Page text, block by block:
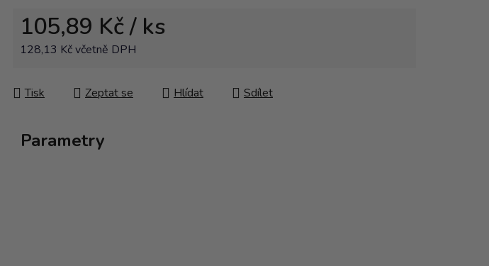
105,89 Kč/ ks
128,13 Kč včetně DPH
Tisk
Zeptat se Hlídat Sdílet
Parametry